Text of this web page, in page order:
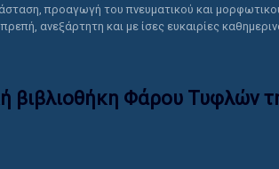
προαγωγή του πνευματικού και
ανεξάρτητη και με ίσες ευκαιρίες
βιβλιοθήκη Φάρου Τυφλών